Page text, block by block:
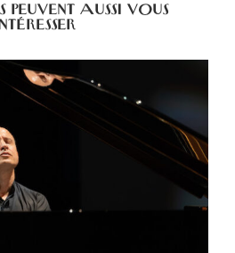
PEUVENT AUSSI VOUS
INTÉRESSER